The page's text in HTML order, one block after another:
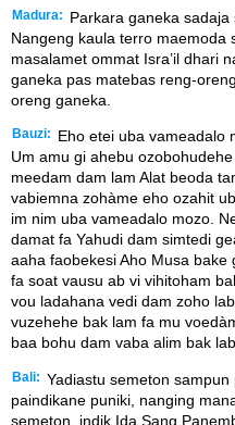
Madura:
Parkara ganeka sadaja
Nangeng kaula terro maemoda
masalamet ommat Isra’il dhari
ganeka pas matebas reng-
oreng ganeka.
Bauzi:
Eho etei uba vameadalo
Um amu gi ahebu
meedam dam lam Alat beoda
vabiemna zohàme eho ozahit
im nim uba vameadalo mozo.
damat fa Yahudi dam simtedi
aaha faobekesi Aho Musa bake
fa soat vausu ab vi vihitoham
vou ladahana vedi dam zoho
vuzehehe bak lam fa mu
baa bohu dam vaba alim bak
Bali: Yadiastu semeton
paindikane puniki, nanging
semeton, indik Ida Sang